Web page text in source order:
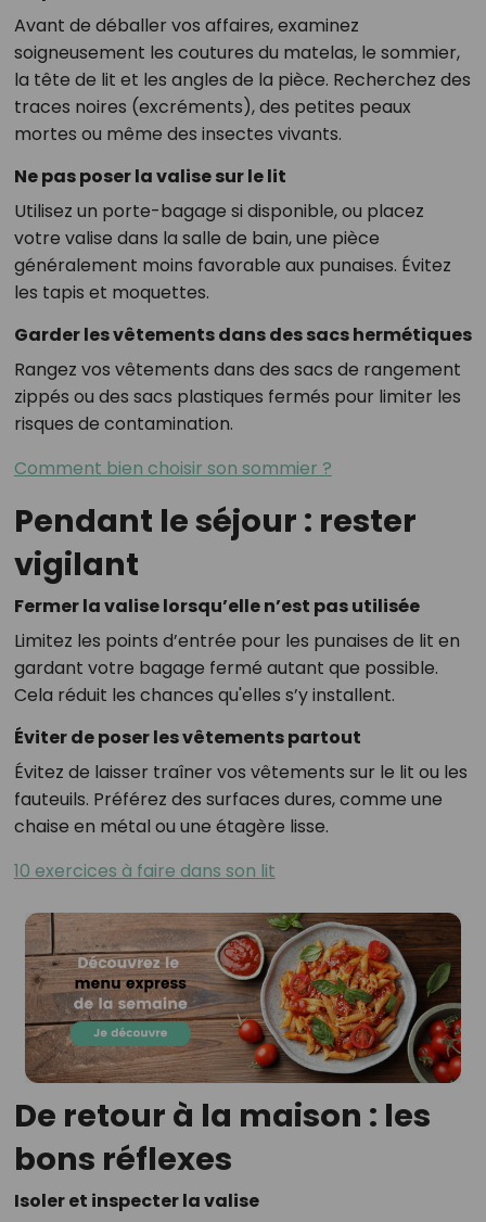
Avant de déballer vos affaires, examinez
soigneusement les coutures du matelas, le sommier,
la tête de lit et les angles de la pièce. Recherchez des
traces noires (excréments), des petites peaux
mortes ou même des insectes vivants.
Ne pas poser la valise sur le lit
Utilisez un porte-bagage si disponible, ou placez
votre valise dans la salle de bain, une pièce
généralement moins favorable aux punaises. Évitez
les tapis et moquettes.
Garder les vêtements dans des sacs hermétiques
Rangez vos vêtements dans des sacs de rangement
zippés ou des sacs plastiques fermés pour limiter les
risques de contamination.
Comment bien choisir son sommier ?
Pendant le séjour : rester
vigilant
Fermer la valise lorsqu’elle n’est pas utilisée
Limitez les points d’entrée pour les punaises de lit en
gardant votre bagage fermé autant que possible.
Cela réduit les chances qu'elles s’y installent.
Éviter de poser les vêtements partout
Évitez de laisser traîner vos vêtements sur le lit ou les
fauteuils. Préférez des surfaces dures, comme une
chaise en métal ou une étagère lisse.
10 exercices à faire dans son lit
De retour à la maison : les
bons réflexes
Isoler et inspecter la valise